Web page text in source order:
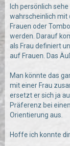
Ich persönlich
wahrscheinlich mit
Frauen oder
werden. Darauf
als Frau definiert
auf Frauen. Das
Man könnte das
mit einer Frau
ersetzt er sich ja
Präferenz bei
Orientierung aus.
Hoffe ich konnte